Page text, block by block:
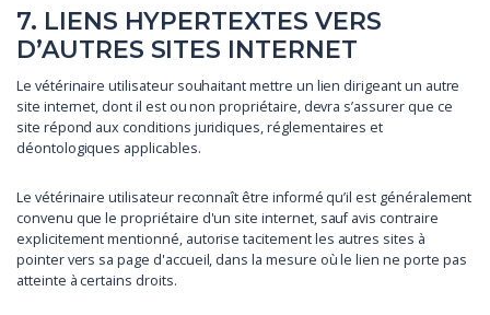
7. LIENS HYPERTEXTES VERS
D’AUTRES SITES INTERNET
Le vétérinaire utilisateur souhaitant mettre un lien dirigeant un autre
site internet, dont il est ou non propriétaire, devra s’assurer que ce
site répond aux conditions juridiques, réglementaires et
déontologiques applicables.
Le vétérinaire utilisateur reconnaît être informé qu’il est généralement
convenu que le propriétaire d'un site internet, sauf avis contraire
explicitement mentionné, autorise tacitement les autres sites à
pointer vers sa page d'accueil, dans la mesure où le lien ne porte pas
atteinte à certains droits.